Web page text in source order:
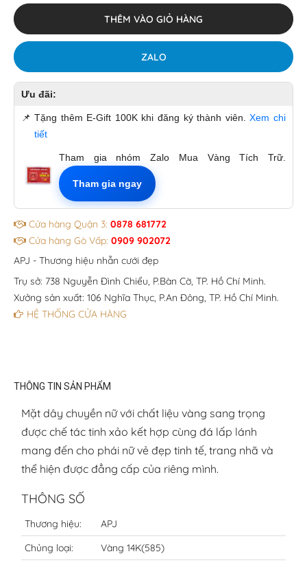
THÊM VÀO GIỎ HÀNG
ZALO
Ưu đãi:
📌 Tặng thêm E-Gift 100K khi đăng ký thành viên.Xem chi
tiết
Tham gia nhóm Zalo Mua Vàng Tích Trữ.
Tham gia ngay
Cửa hàng Quận 3: 0878 681772
Cửa hàng Gò Vấp: 0909 902072
APJ - Thương hiệu nhẫn cưới đẹp
Trụ sở: 738 Nguyễn Đình Chiểu, P.Bàn Cờ, TP. Hồ Chí Minh.
Xưởng sản xuất: 106 Nghĩa Thục, P.An Đông, TP. Hồ Chí Minh.
HỆ THỐNG CỬA HÀNG
THÔNG TIN SẢN PHẨM
Mặt dây chuyền nữ với chất liệu vàng sang trọng
được chế tác tinh xảo kết hợp cùng đá lấp lánh
mang đến cho phái nữ vẻ đẹp tinh tế, trang nhã và
thể hiện được đẳng cấp của riêng mình.
THÔNG SỐ
Thương hiệu:
APJ
Chủng loại:
Vàng 14K(585)